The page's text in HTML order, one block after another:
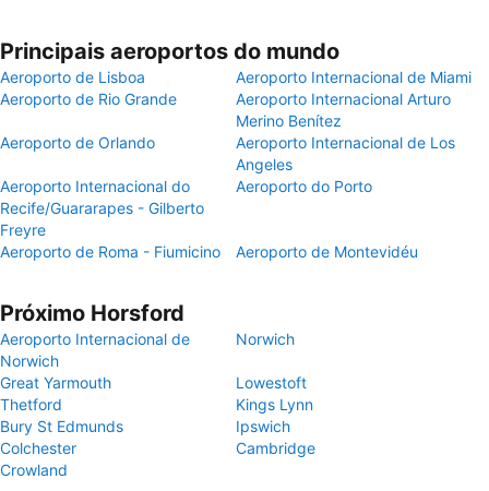
Principais aeroportos do mundo
Aeroporto de Lisboa
Aeroporto Internacional de Miami
Aeroporto de Rio Grande
Aeroporto Internacional Arturo
Merino Benítez
Aeroporto de Orlando
Aeroporto Internacional de Los
Angeles
Aeroporto Internacional do
Recife/Guararapes - Gilberto
Freyre
Aeroporto do Porto
Aeroporto de Roma - Fiumicino Aeroporto de Montevidéu
Próximo Horsford
Aeroporto Internacional de
Norwich
Norwich
Great Yarmouth
Lowestoft
Thetford
Kings Lynn
Bury St Edmunds
Ipswich
Colchester
Cambridge
Crowland